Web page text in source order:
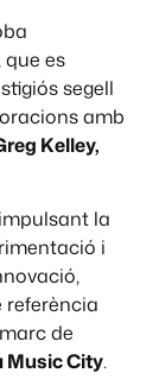
que es
segell
amb
Kelley,
la
i
referència
de
Music City.